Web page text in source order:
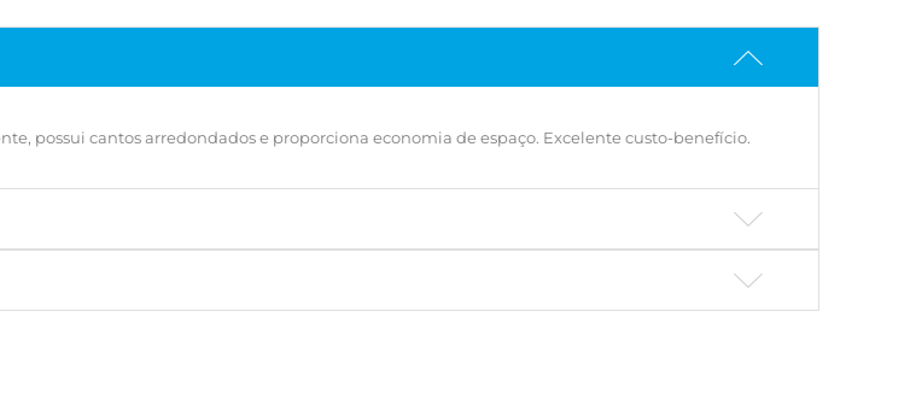
possui cantos arredondados e proporciona economia de espaço. Excelente custo-benefício.